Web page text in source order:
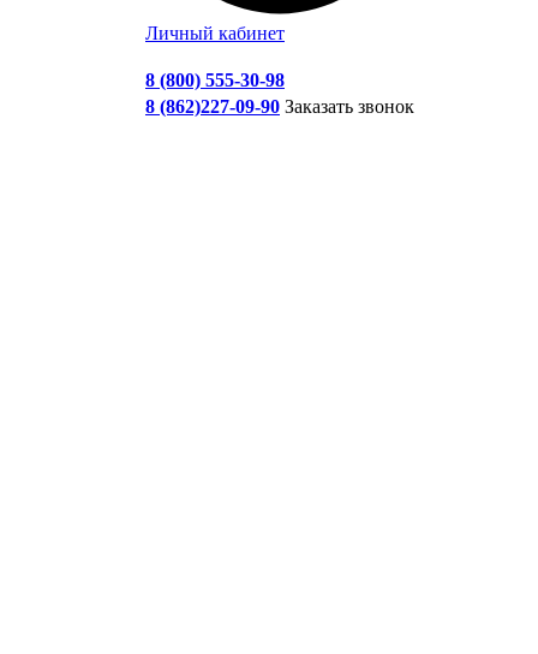
Личный кабинет
8 (800) 555-30-98
8 (862)227-09-90 Заказать звонок